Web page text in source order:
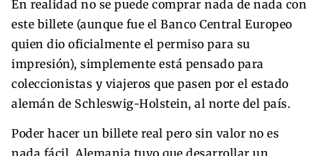
En realidad no se puede comprar nada de nada con
este billete (aunque fue el Banco Central Europeo
quien dio oficialmente el permiso para su
impresión), simplemente está pensado para
coleccionistas y viajeros que pasen por el estado
alemán de Schleswig-Holstein, al norte del país.
Poder hacer un billete real pero sin valor no es